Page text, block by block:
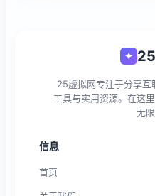
✦
25虚拟网专注于分享互
工具与实用资源。在这
无限
信息
首页